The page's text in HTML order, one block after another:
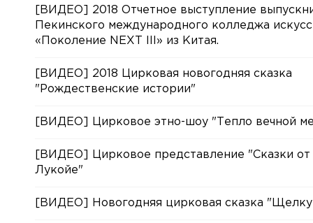
[ВИДЕО] 2018 Отчетное выступление
Пекинского международного колледжа
«Поколение NEXT III» из Китая.
[ВИДЕО] 2018 Цирковая новогодняя сказка
"Рождественские истории"
[ВИДЕО] Цирковое этно-шоу "Тепло вечной
[ВИДЕО] Цирковое представление "Сказки
Лукойе"
[ВИДЕО] Новогодняя цирковая сказка